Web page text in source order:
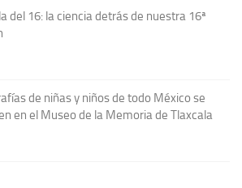
del 16: la ciencia detrás de nuestra 16ª
de niñas y niños de todo México se
en el Museo de la Memoria de Tlaxcala